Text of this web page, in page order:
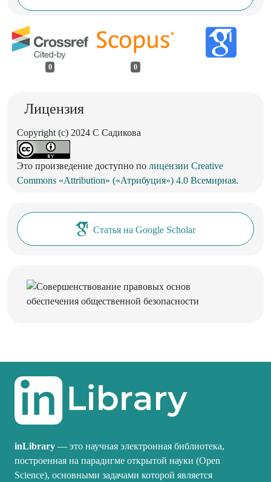
0 0
Лицензия
Copyright (c) 2024 С Садикова
Это произведение доступно по лицензии Creative
Commons «Attribution» («Атрибуция») 4.0 Всемирная.
Статья на Google Scholar
inLibrary — это научная электронная библиотека,
построенная на парадигме открытой науки (Open
Science), основными задачами которой является